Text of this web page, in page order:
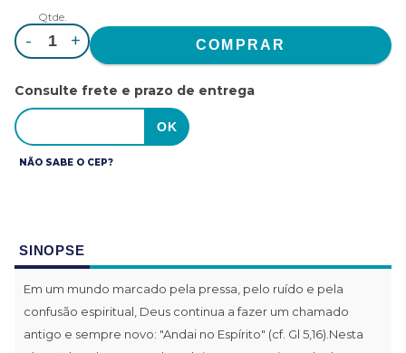
Qtde.
- +
Consulte frete e prazo de entrega
NÃO SABE O CEP?
SINOPSE
Em um mundo marcado pela pressa, pelo ruído e pela
confusão espiritual, Deus continua a fazer um chamado
antigo e sempre novo: "Andai no Espírito" (cf. Gl 5,16).Nesta